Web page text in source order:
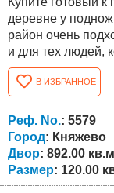
деревне у
район очень
и для тех людей,
селе есть два
другое. Близкое расположение к городу Елхово делает
его
имеет общую площадь
планировкой: на
В ИЗБРАННОЕ
Реф. No.: 5579
Город: Княжево
Двор: 892.00 кв.м
Размер: 120.00